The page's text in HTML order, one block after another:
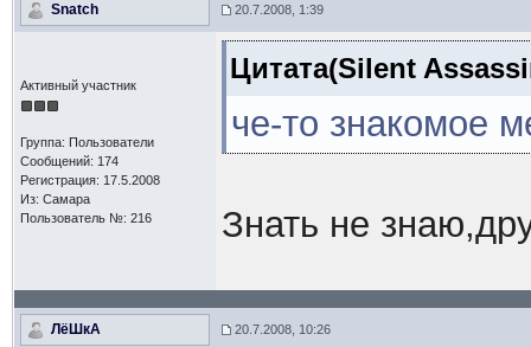
Snatch 20.7.2008, 1:39
Активный участник
Группа: Пользователи
Сообщений: 174
Регистрация: 17.5.2008
Из: Самара
Пользователь №: 216
Цитата(Silent
че-то знакомое
Знать не
ЛёШкА 20.7.2008, 10:26